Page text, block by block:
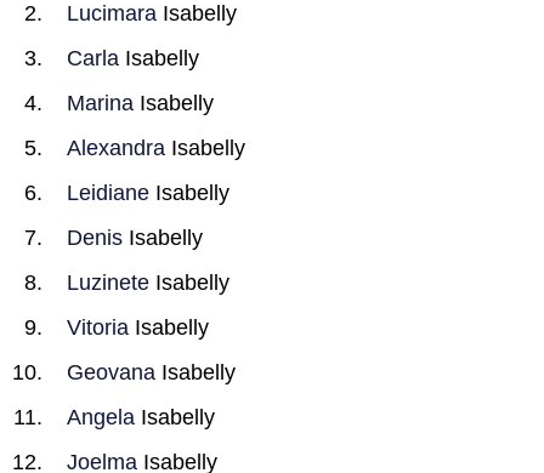
Lucimara Isabelly
Carla Isabelly
Marina Isabelly
Alexandra Isabelly
Leidiane Isabelly
Denis Isabelly
Luzinete Isabelly
Vitoria Isabelly
Geovana Isabelly
Angela Isabelly
Joelma Isabelly